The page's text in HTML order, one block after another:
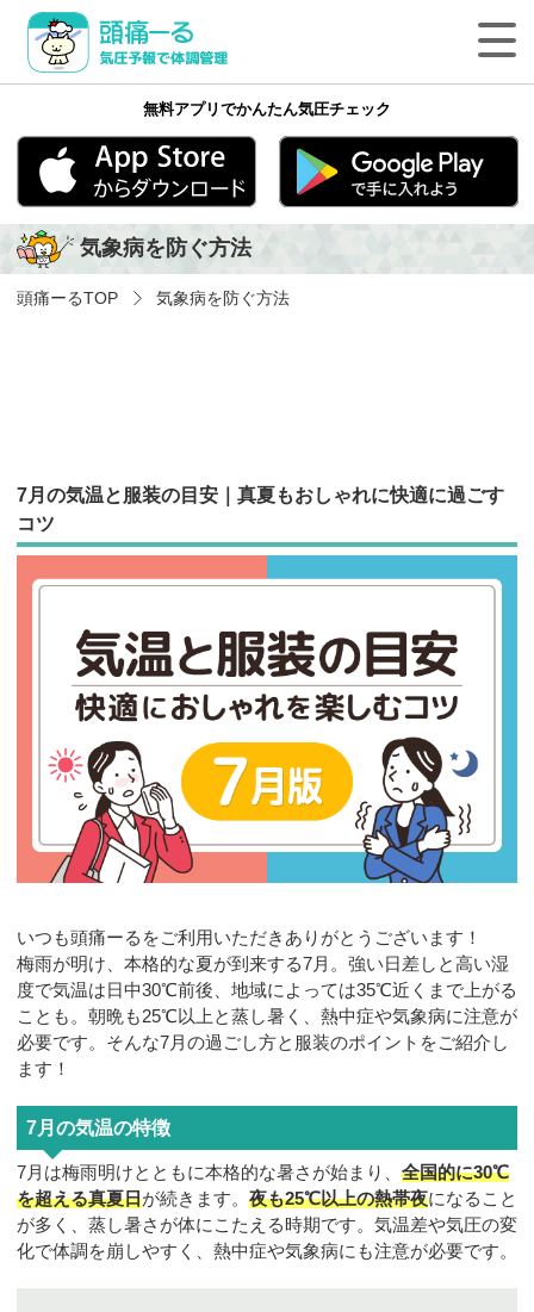
頭痛ーる 気圧予報で体調管理
最新の天気頭痛予報
気象病の基礎知識
気象病を防ぐ方法
お問合せ
無料アプリでかんたん気圧チェック
気象病を防ぐ方法
頭痛ーるTOP 気象病を防ぐ方法
7月の気温と服装の目安｜真夏もおしゃれに快適に過ごす
コツ
いつも頭痛ーるをご利用いただきありがとうございます！
梅雨が明け、本格的な夏が到来する7月。強い日差しと高い湿
度で気温は日中30℃前後、地域によっては35℃近くまで上がる
ことも。朝晩も25℃以上と蒸し暑く、熱中症や気象病に注意が
必要です。そんな7月の過ごし方と服装のポイントをご紹介し
ます！
7月の気温の特徴
7月は梅雨明けとともに本格的な暑さが始まり、 全国的に30℃
を超える真夏日が続きます。 夜も25℃以上の熱帯夜になること
が多く、蒸し暑さが体にこたえる時期です。気温差や気圧の変
化で体調を崩しやすく、熱中症や気象病にも注意が必要です。